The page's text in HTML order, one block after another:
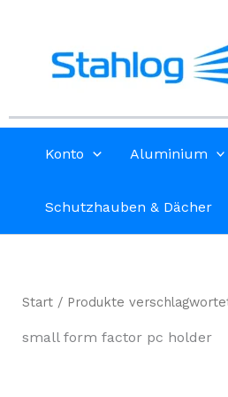
springen
Konto Aluminium
Schutzhauben & Dächer
Start / Produkte
small form factor pc holder